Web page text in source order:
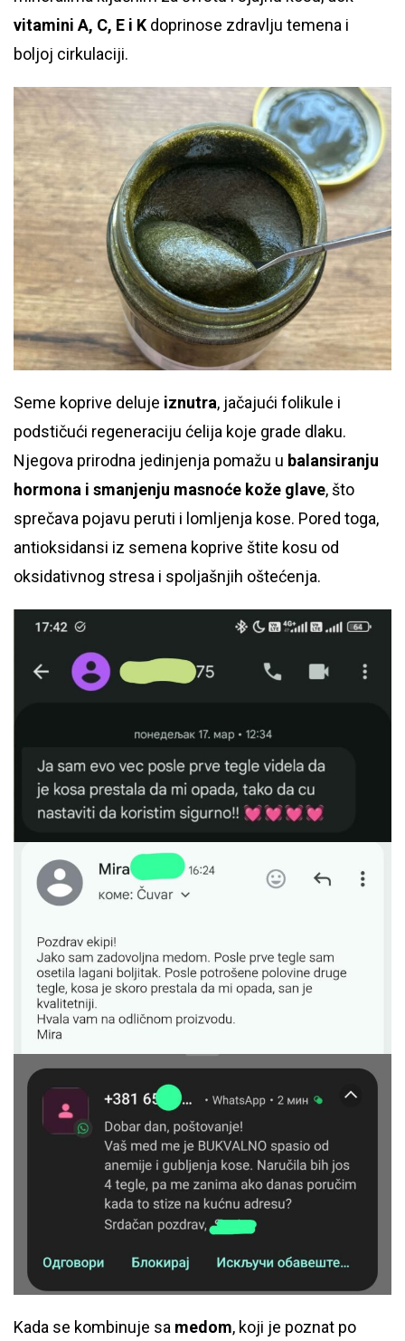
vitamini A, C, E i K doprinose zdravlju temena i
boljoj cirkulaciji.
Seme koprive deluje iznutra, jačajući folikule i
podstičući regeneraciju ćelija koje grade dlaku.
Njegova prirodna jedinjenja pomažu u balansiranju
hormona i smanjenju masnoće kože glave, što
sprečava pojavu peruti i lomljenja kose. Pored toga,
antioksidansi iz semena koprive štite kosu od
oksidativnog stresa i spoljašnjih oštećenja.
Kada se kombinuje sa medom, koji je poznat po